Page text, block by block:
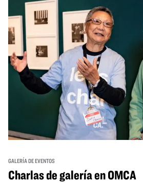
GALERÍA DE EVENTOS
Charlas de galería en OMCA